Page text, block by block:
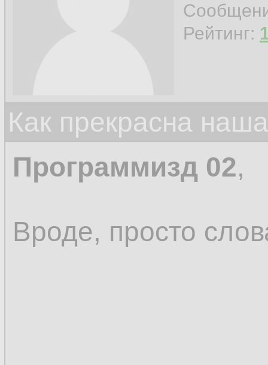
Рейтинг:
Как прекрасна
Программизд 02,
Вроде, просто